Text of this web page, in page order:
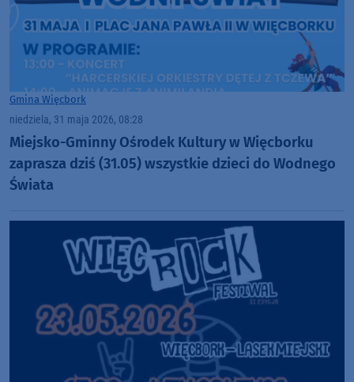
Gmina Więcbork
niedziela, 31 maja 2026, 08:28
Miejsko-Gminny Ośrodek Kultury w Więcborku
zaprasza dziś (31.05) wszystkie dzieci do Wodnego
Świata